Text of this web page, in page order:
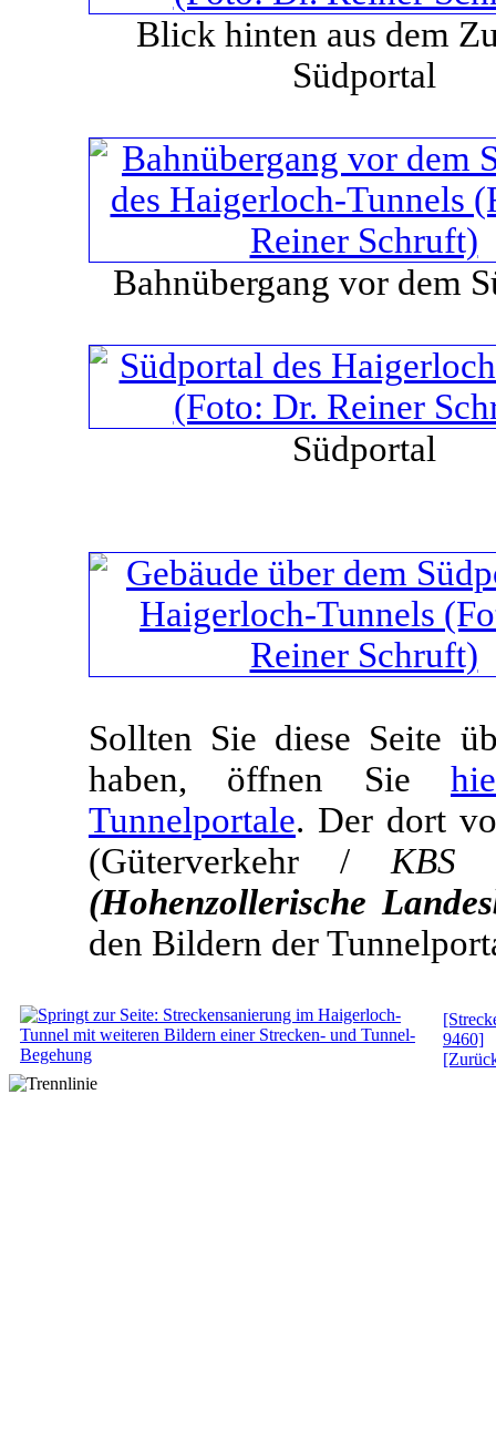
Blick hinten aus dem
Südportal
Bahnübergang vor dem
Südportal
Sollten Sie diese Seite
haben, öffnen Sie
Tunnelportale. Der dort
(Güterverkehr / KBS
(Hohenzollerische
den Bildern der
9460]